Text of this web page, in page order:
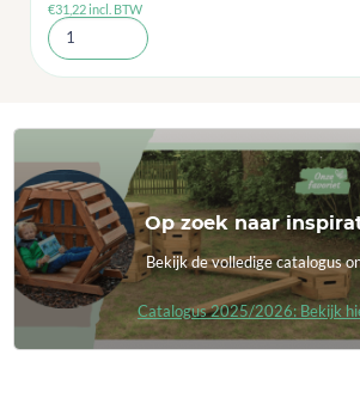
€31,22incl. BTW
Op zoek naar
Bekijk de volledige catalogus
Catalogus 2025/2026: Bekijk